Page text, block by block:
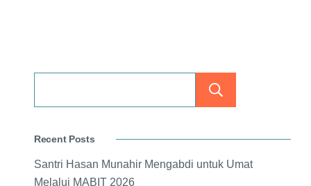
Recent Posts
Santri Hasan Munahir Mengabdi untuk Umat
Melalui MABIT 2026